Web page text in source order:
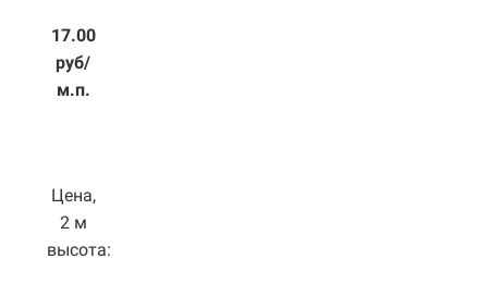
17.00
руб/
м.п.
Цена,
2 м
высота: